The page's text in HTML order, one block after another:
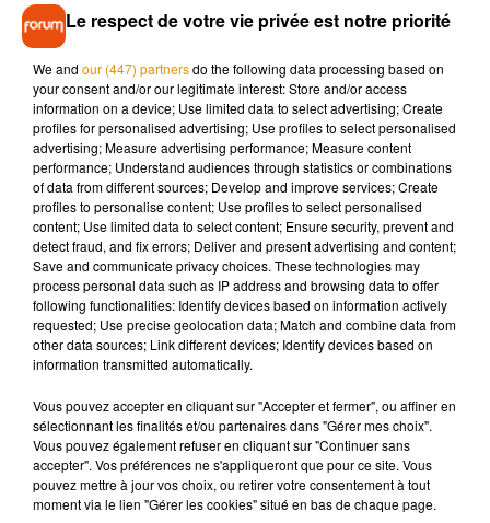
elles poussent les femmes à penser que le célibataire sur la
photo sera forcément sympa et que s'il sait prendre soin d'un
chien, il saura également bien traiter sa future copine. En
effet, selon le média américainABC News, 58% des femmes
sont plus attirées par quelqu’un qui a un animal de
compagnie car celui-ci renvoie l’image de quelqu’un de
mature, avec des responsabilités, ce qui le rend d’autant
plus séduisant. Néanmoins, le Dogfishing n'est pas vraiment
un mensonge puisque l'utilisateur n'affirme pas, par la photo,
qu'il s'agit forcément de son chien. Tout est seulement
insinué. On préfère donc définitivement ça aux fausses
photos et aux informations mensongères sur le physique,
pas vrai ?!
Musique
Madonna sort enfin le remix de « Love
Le respect de votre vie privée est notre priorité
We and our (447) partnersdo the following data processing based on
your consent and/or our legitimate interest: Store and/or access
information on a device; Use limited data to select advertising; Create
profiles for personalised advertising; Use profiles to select personalised
advertising; Measure advertising performance; Measure content
performance; Understand audiences through statistics or combinations
of data from different sources; Develop and improve services; Create
profiles to personalise content; Use profiles to select personalised
content; Use limited data to select content; Ensure security, prevent and
detect fraud, and fix errors; Deliver and present advertising and content;
Save and communicate privacy choices. These technologies may
process personal data such as IP address and browsing data to offer
following functionalities: Identify devices based on information actively
requested; Use precise geolocation data; Match and combine data from
other data sources; Link different devices; Identify devices based on
information transmitted automatically.
Vous pouvez accepter en cliquant sur "Accepter et fermer", ou affiner en
sélectionnant les finalités et/ou partenaires dans "Gérer mes choix".
Vous pouvez également refuser en cliquant sur "Continuer sans
accepter". Vos préférences ne s'appliqueront que pour ce site. Vous
pouvez mettre à jour vos choix, ou retirer votre consentement à tout
moment via le lien "Gérer les cookies" situé en bas de chaque page.